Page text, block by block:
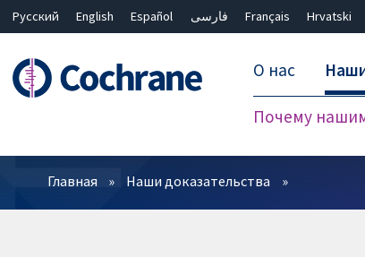
Русский English Español فارسی Français Hrvatski
О нас
Почему
Фильтры
Главная Наши доказательства